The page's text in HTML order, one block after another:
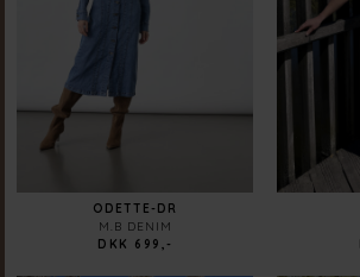
ODETTE-DR
M.B DENIM
DKK 699,-